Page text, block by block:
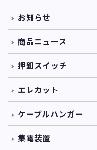
お知らせ
商品ニュース
押釦スイッチ
エレカット
ケーブルハンガー
集電装置